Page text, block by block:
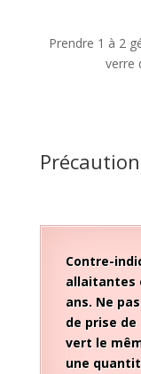
Prendre 1 à 2
verre
Contre-
allaitantes
ans.Ne
de prise
vert le
une